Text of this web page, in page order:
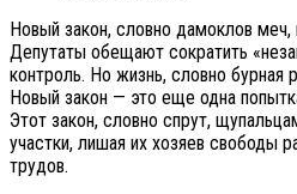
Новый закон, словно дамоклов меч,
Депутаты обещают сократить
контроль. Но жизнь, словно бурная
Новый закон — это еще одна
Этот закон, словно спрут,
участки, лишая их хозяев свободы
трудов.